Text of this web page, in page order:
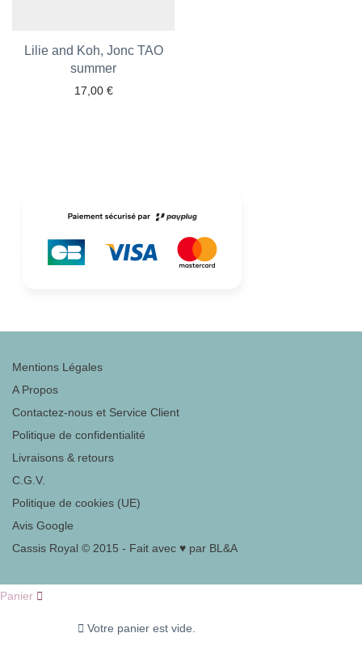
Lilie and Koh, Jonc TAO
summer
17,00 €
Ajouter aux favoris
Mentions Légales
A Propos
Contactez-nous et Service Client
Politique de confidentialité
Livraisons & retours
C.G.V.
Politique de cookies (UE)
Avis Google
Cassis Royal © 2015 - Fait avec ♥ par BL&A
Panier
Votre panier est vide.